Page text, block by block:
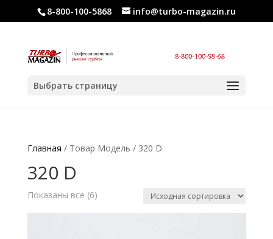
8-800-100-5868 info@turbo-magazin.ru
Выбрать страницу
Главная / Товар Модель / 320 D
320 D
Показаны все (6)